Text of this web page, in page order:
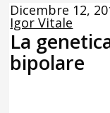
Dicembre 12,
Igor Vitale
La
bipolare